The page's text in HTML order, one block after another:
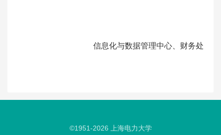
信息化与数据管理中心、财务处
©1951-2026 上海电力大学